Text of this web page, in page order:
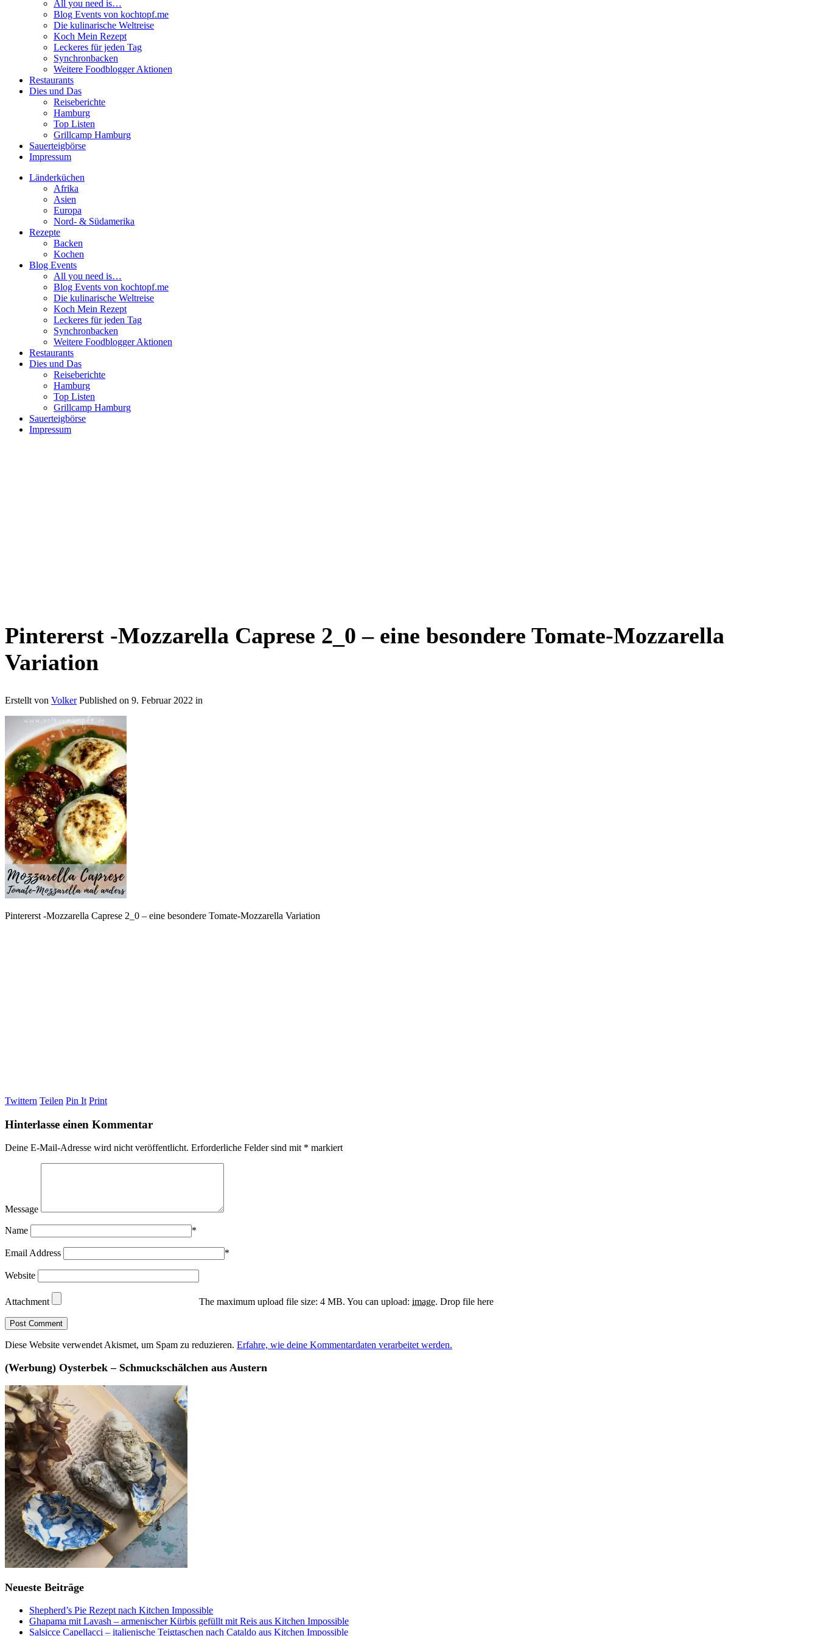
All you need is…
Blog Events von kochtopf.me
Die kulinarische Weltreise
Koch Mein Rezept
Leckeres für jeden Tag
Synchronbacken
Weitere Foodblogger Aktionen
Restaurants
Dies und Das
Reiseberichte
Hamburg
Top Listen
Grillcamp Hamburg
Sauerteigbörse
Impressum
Länderküchen
Afrika
Asien
Europa
Nord- & Südamerika
Rezepte
Backen
Kochen
Blog Events
All you need is…
Blog Events von kochtopf.me
Die kulinarische Weltreise
Koch Mein Rezept
Leckeres für jeden Tag
Synchronbacken
Weitere Foodblogger Aktionen
Restaurants
Dies und Das
Reiseberichte
Hamburg
Top Listen
Grillcamp Hamburg
Sauerteigbörse
Impressum
Pintererst -Mozzarella Caprese 2_0 – eine besondere Tomate-Mozzarella
Variation
Erstellt von Volker Published on 9. Februar 2022 in
Pintererst -Mozzarella Caprese 2_0 – eine besondere Tomate-Mozzarella Variation
Twittern Teilen Pin It Print
Hinterlasse einen Kommentar
Deine E-Mail-Adresse wird nicht veröffentlicht. Erforderliche Felder sind mit * markiert
Message
Name *
Email Address *
Website
Attachment The maximum upload file size: 4 MB. You can upload: image. Drop file here
Diese Website verwendet Akismet, um Spam zu reduzieren. Erfahre, wie deine Kommentardaten verarbeitet werden.
(Werbung) Oysterbek – Schmuckschälchen aus Austern
Neueste Beiträge
Shepherd’s Pie Rezept nach Kitchen Impossible
Ghapama mit Lavash – armenischer Kürbis gefüllt mit Reis aus Kitchen Impossible
Salsicce Capellacci – italienische Teigtaschen nach Cataldo aus Kitchen Impossible